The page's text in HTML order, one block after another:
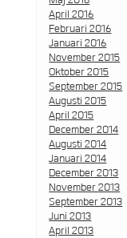
April 2016
Februari 2016
Januari 2016
November 2015
Oktober 2015
September 2015
Augusti 2015
April 2015
December 2014
Augusti 2014
Januari 2014
December 2013
November 2013
September 2013
Juni 2013
April 2013